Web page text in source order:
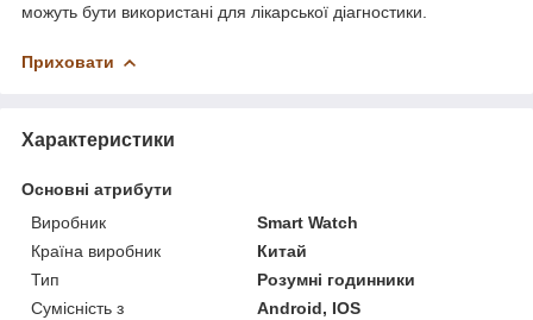
можуть бути використані для лікарської діагностики.
Приховати
Характеристики
Основні атрибути
Виробник
Smart Watch
Країна виробник
Китай
Тип
Розумні годинники
Сумісність з
Android, IOS